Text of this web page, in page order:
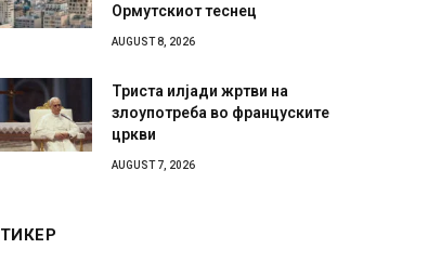
Ормутскиот теснец
AUGUST 8, 2026
Триста илјади жртви на
злоупотреба во француските
цркви
AUGUST 7, 2026
ТИКЕР